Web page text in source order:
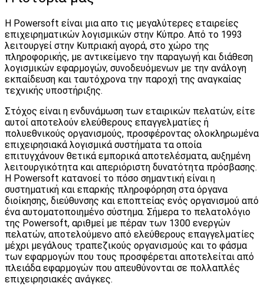
Η Powersoft είναι μια απο τις μεγαλύτερες εταιρείες
επιχειρηματικών λογισμικών στην Κύπρο. Από το 1993
λειτουργεί στην Κυπριακή αγορά, στο χώρο της
πληροφορικής, με αντικείμενο την παραγωγή και διάθεση
λογισμικών εφαρμογών, συνοδευόμενων με την ανάλογη
εκπαίδευση και ταυτόχρονα την παροχή της αναγκαίας
τεχνικής υποστήριξης.
Στόχος είναι η ενδυνάμωση των εταιρικών πελατών, είτε
αυτοί αποτελούν ελεύθερους επαγγελματίες ή
πολυεθνικούς οργανισμούς, προσφέροντας ολοκληρωμένα
επιχειρησιακά λογισμικά συστήματα τα οποία
επιτυγχάνουν θετικά εμπορικά αποτελέσματα, αυξημένη
λειτουργικότητα και απεριόριστη δυνατότητα πρόσβασης.
Η Powersoft κατανοεί το πόσο σημαντική είναι η
συστηματική και επαρκής πληροφόρηση στα όργανα
διοίκησης, διεύθυνσης και εποπτείας ενός οργανισμού από
ένα αυτοματοποιημένο σύστημα. Σήμερα το πελατολόγιο
της Powersoft, αριθμεί με πέραν των 1300 ενεργών
πελατών, αποτελούμενο από ελεύθερους επαγγελματίες
μέχρι μεγάλους τραπεζικούς οργανισμούς και το φάσμα
των εφαρμογών που τους προσφέρεται αποτελείται από
πλειάδα εφαρμογών που απευθύνονται σε πολλαπλές
επιχειρησιακές ανάγκες.